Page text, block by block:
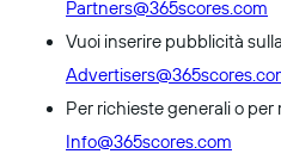
Partners@365scores.com
Vuoi inserire pubblicità
Per richieste generali o
Info@365scores.com